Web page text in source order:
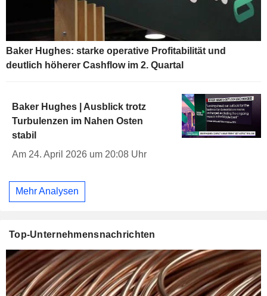
Baker Hughes: starke operative Profitabilität und
deutlich höherer Cashflow im 2. Quartal
Baker Hughes | Ausblick trotz
Turbulenzen im Nahen Osten
stabil
Am 24. April 2026 um 20:08 Uhr
Mehr Analysen
Top-Unternehmensnachrichten